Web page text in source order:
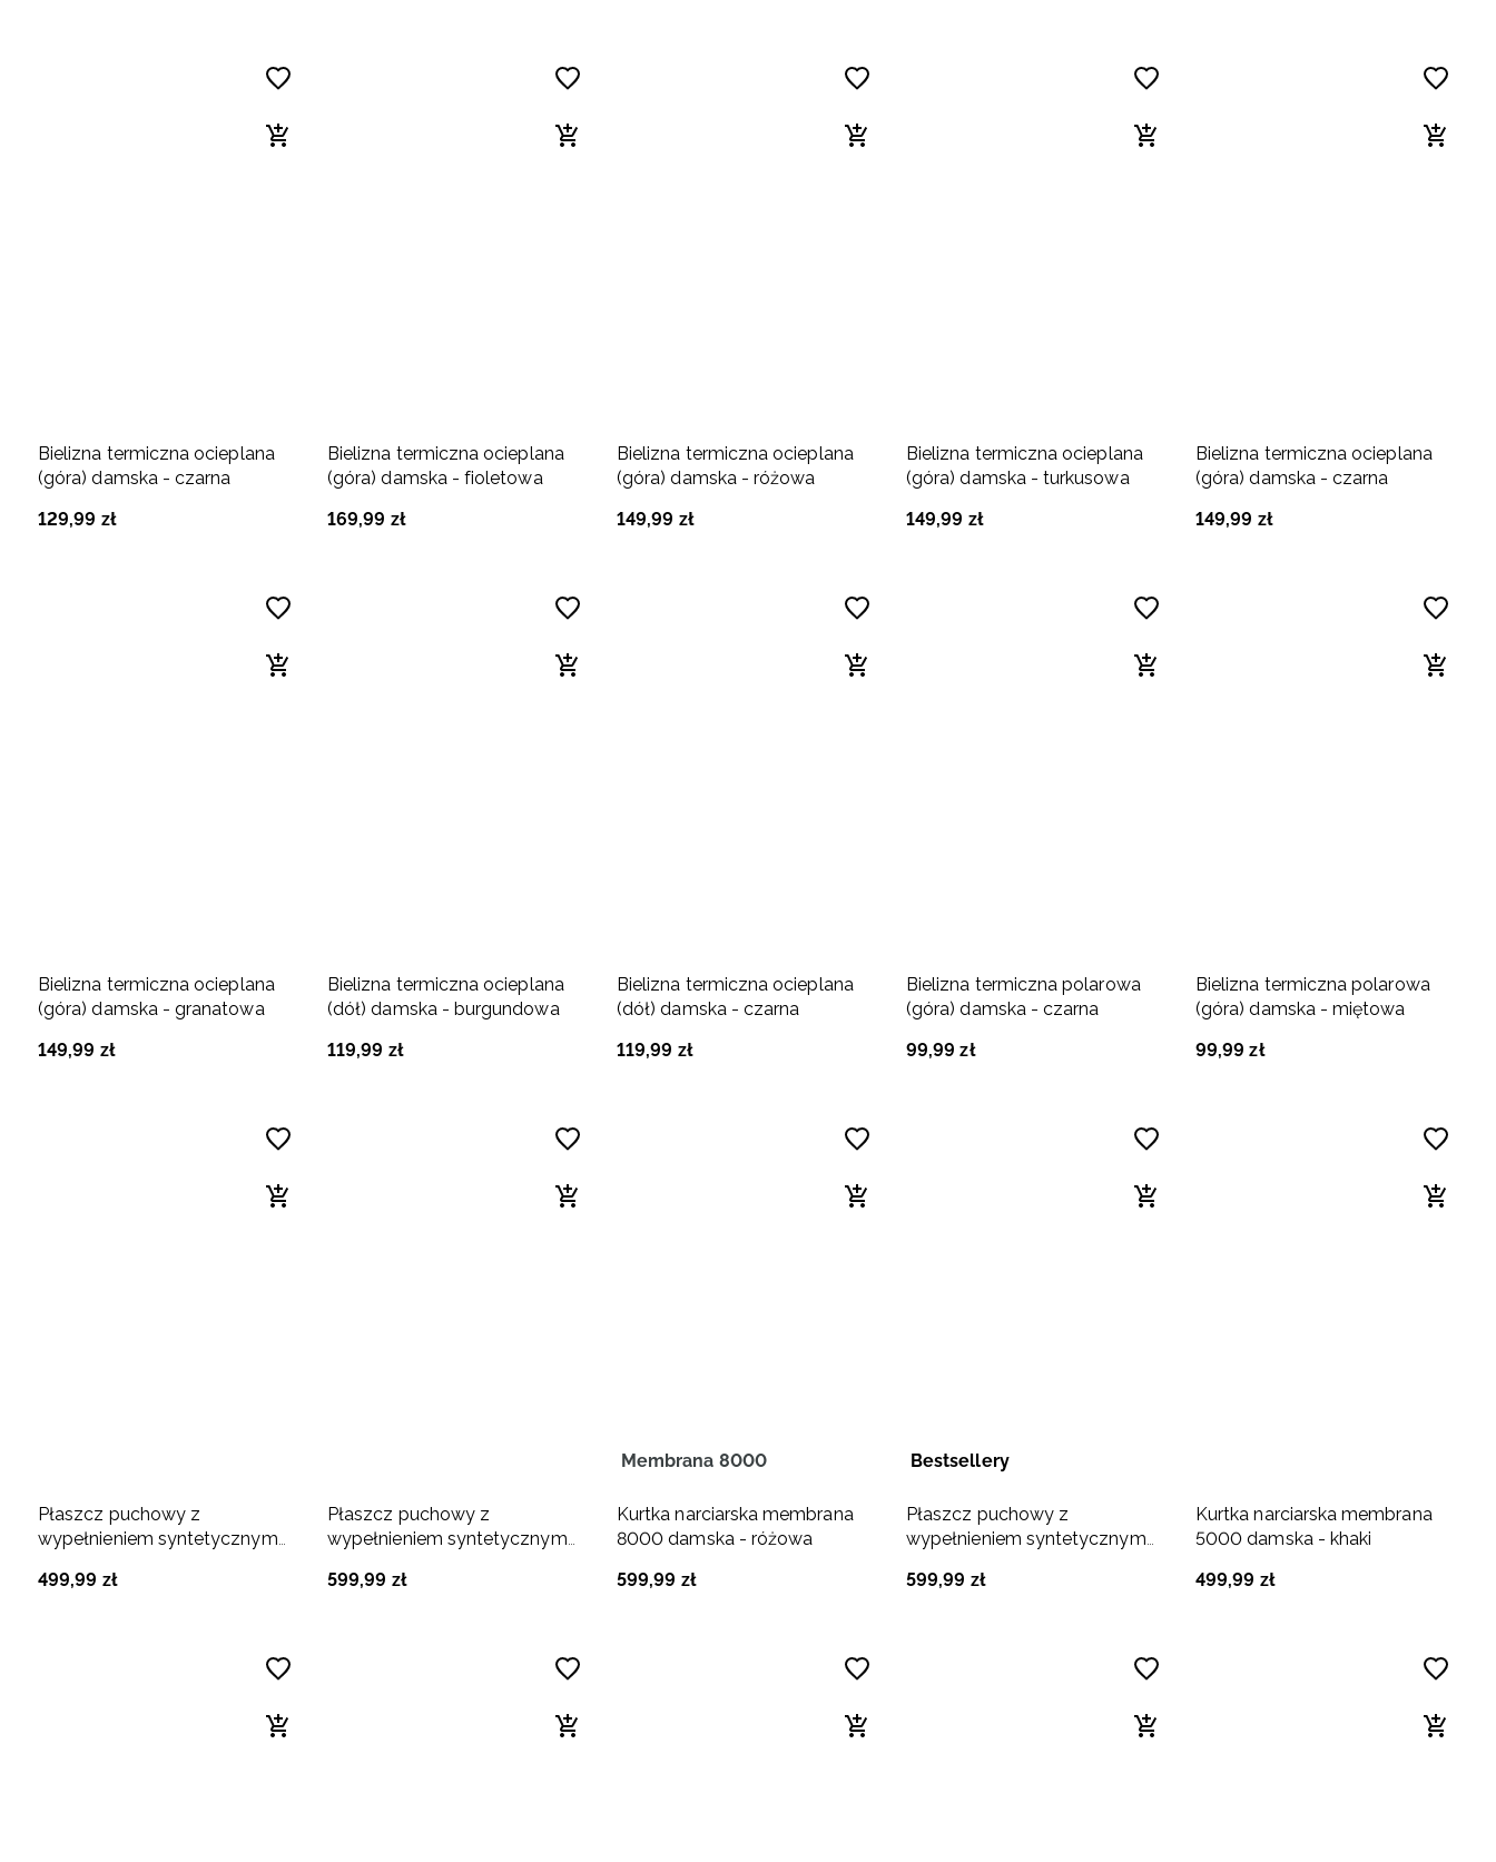
Bielizna termiczna ocieplana
(góra) damska - czarna
129,99 zł
Bielizna termiczna ocieplana
(góra) damska - fioletowa
169,99 zł
Bielizna termiczna ocieplana
(góra) damska - różowa
149,99 zł
Bielizna termiczna ocieplana
(góra) damska - turkusowa
149,99 zł
Bielizna termiczna ocieplana
(góra) damska - czarna
149,99 zł
Bielizna termiczna ocieplana
(góra) damska - granatowa
149,99 zł
Bielizna termiczna ocieplana
(dół) damska - burgundowa
119,99 zł
Bielizna termiczna ocieplana
(dół) damska - czarna
119,99 zł
Bielizna termiczna polarowa
(góra) damska - czarna
99,99 zł
Bielizna termiczna polarowa
(góra) damska - miętowa
99,99 zł
Płaszcz puchowy z
wypełnieniem syntetycznym
499,99 zł
Płaszcz puchowy z
wypełnieniem syntetycznym
599,99 zł
Membrana 8000
Kurtka narciarska membrana
8000 damska - różowa
599,99 zł
Bestsellery
Płaszcz puchowy z
wypełnieniem syntetycznym
599,99 zł
Kurtka narciarska membrana
5000 damska - khaki
499,99 zł